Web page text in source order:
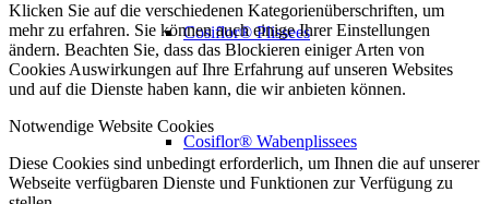
Cosiflor® Plissees
Cosiflor® Wabenplissees
Klicken Sie auf die verschiedenen Kategorienüberschriften, um
mehr zu erfahren. Sie können auch einige Ihrer Einstellungen
ändern. Beachten Sie, dass das Blockieren einiger Arten von
Cookies Auswirkungen auf Ihre Erfahrung auf unseren Websites
und auf die Dienste haben kann, die wir anbieten können.
Notwendige Website Cookies
Diese Cookies sind unbedingt erforderlich, um Ihnen die auf unserer
Webseite verfügbaren Dienste und Funktionen zur Verfügung zu